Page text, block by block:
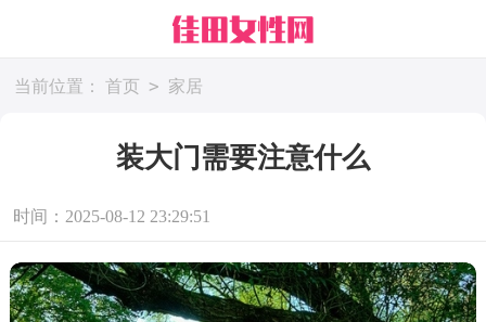
当前位置： 首页 > 家居
装大门需要注意什么
时间：2025-08-12 23:29:51